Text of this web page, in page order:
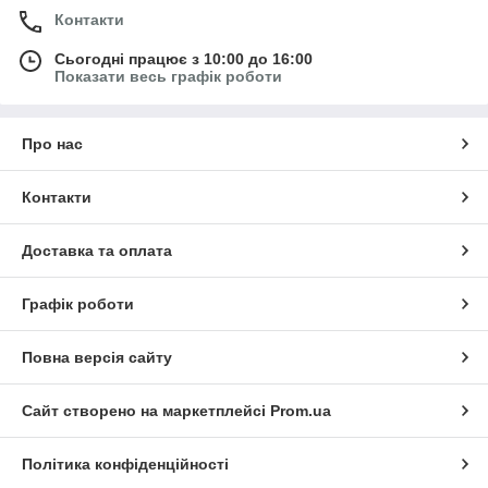
Контакти
Сьогодні працює з 10:00 до 16:00
Показати весь графік роботи
Про нас
Контакти
Доставка та оплата
Графік роботи
Повна версія сайту
Сайт створено на маркетплейсі Prom.ua
Політика конфіденційності